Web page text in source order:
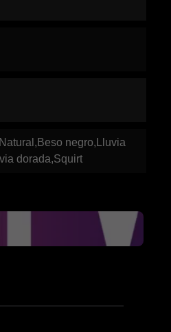
negro,Lluvia
dorada,Squirt